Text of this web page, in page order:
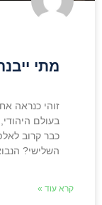
מתי
זוהי כנראה
בעולם
כבר קרוב
השלישי?
קרא עוד »